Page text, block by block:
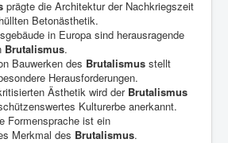
prägte die Architektur der Nachkriegszeit
Betonästhetik.
in Europa sind herausragende
Brutalismus.
Bauwerken des Brutalismus stellt
Herausforderungen.
Ästhetik wird der Brutalismus
Kulturerbe anerkannt.
Formensprache ist ein
Merkmal des Brutalismus.